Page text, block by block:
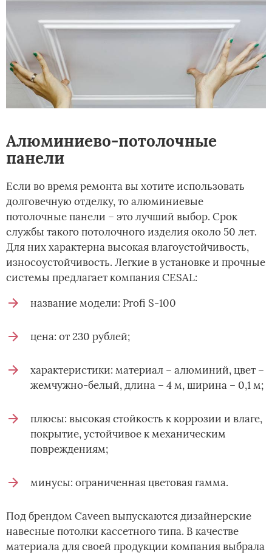
Алюминиево-потолочные
панели
Если во время ремонта вы хотите использовать
долговечную отделку, то алюминиевые
потолочные панели – это лучший выбор. Срок
службы такого потолочного изделия около 50 лет.
Для них характерна высокая влагоустойчивость,
износоустойчивость. Легкие в установке и прочные
системы предлагает компания CESAL:
название модели: Profi S-100
цена: от 230 рублей;
характеристики: материал – алюминий, цвет –
жемчужно-белый, длина – 4 м, ширина – 0,1 м;
плюсы: высокая стойкость к коррозии и влаге,
покрытие, устойчивое к механическим
повреждениям;
минусы: ограниченная цветовая гамма.
Под брендом Caveen выпускаются дизайнерские
навесные потолки кассетного типа. В качестве
материала для своей продукции компания выбрала